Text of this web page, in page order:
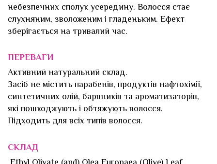
небезпечних сполук усередину. Волосся стає
слухняним, зволоженим і гладеньким. Ефект
зберігається на тривалий час.
ПЕРЕВАГИ
Активний натуральний склад.
Засіб не містить парабенів, продуктів нафтохімії,
синтетичних олій, барвників та ароматизаторів,
які пошкоджують і обтяжують волосся.
Підходить для всіх типів волосся.
СКЛАД